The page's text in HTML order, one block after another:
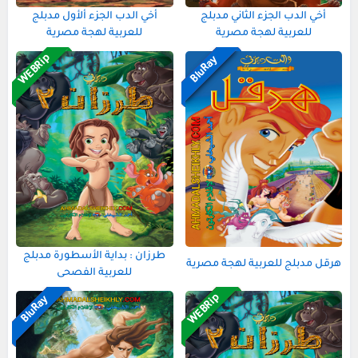
أخي الدب الجزء الثاني مدبلج
للعربية لهجة مصرية
أخي الدب الجزء ألأول مدبلج
للعربية لهجة مصرية
لهجة مصرية
BluRay
هرقل مدبلج للعربية لهجة مصرية
WEBRip
طرزان : بداية الأسطورة مدبلج
للعربية الفصحى
لهجة مصرية
WEBRip لهجة مصرية
BluRay